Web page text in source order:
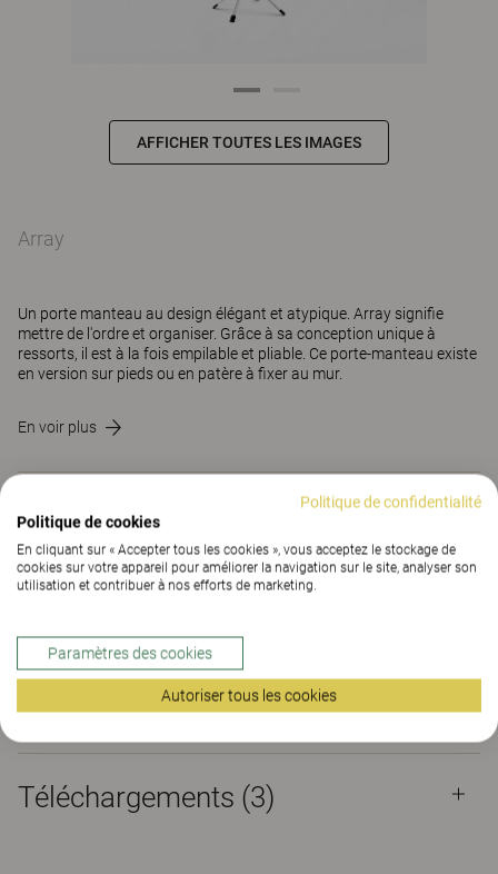
AFFICHER TOUTES LES IMAGES
Array
Un porte manteau au design élégant et atypique. Array signifie
mettre de l'ordre et organiser. Grâce à sa conception unique à
ressorts, il est à la fois empilable et pliable. Ce porte-manteau existe
en version sur pieds ou en patère à fixer au mur.
En voir plus
TROUVER UNE DE NOS AGENCES
Matériaux Téléchargements (3)
Matériaux
Téléchargements (3)
Politique de confidentialité
Politique de cookies
En cliquant sur « Accepter tous les cookies », vous acceptez le stockage de
cookies sur votre appareil pour améliorer la navigation sur le site, analyser son
utilisation et contribuer à nos efforts de marketing.
Paramètres des cookies
Autoriser tous les cookies